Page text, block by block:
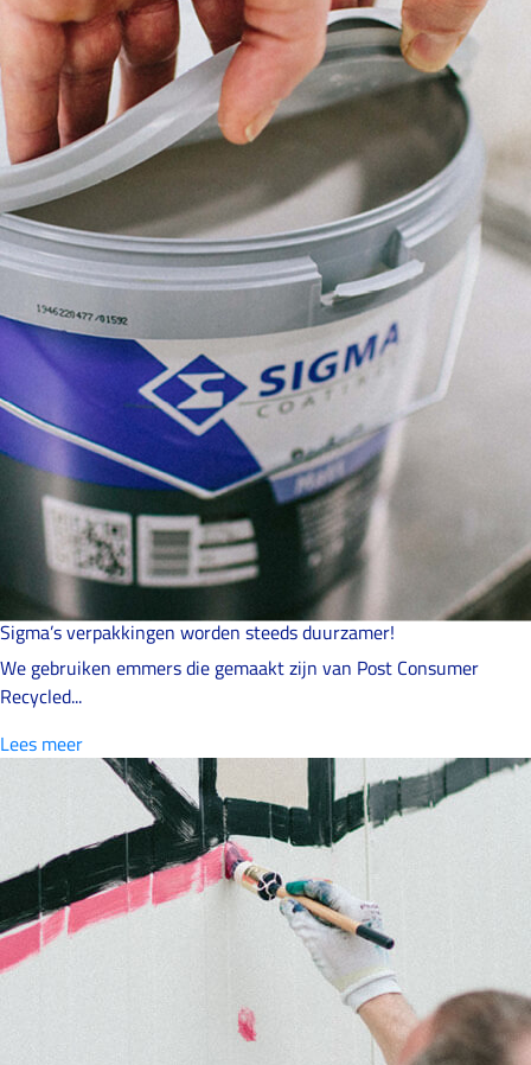
Sigma’s verpakkingen worden steeds duurzamer!
We gebruiken emmers die gemaakt zijn van Post Consumer
Recycled...
Lees meer